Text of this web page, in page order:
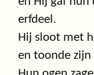
erfdeel.
Hij sloot met
en toonde